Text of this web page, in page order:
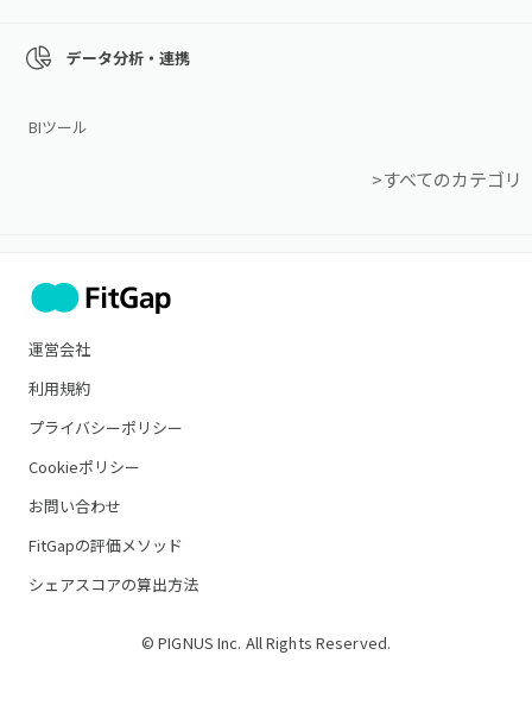
データ分析・連携
BIツール
>すべてのカテゴリ
運営会社
利用規約
プライバシーポリシー
Cookieポリシー
お問い合わせ
FitGapの評価メソッド
シェアスコアの算出方法
© PIGNUS Inc. All Rights Reserved.